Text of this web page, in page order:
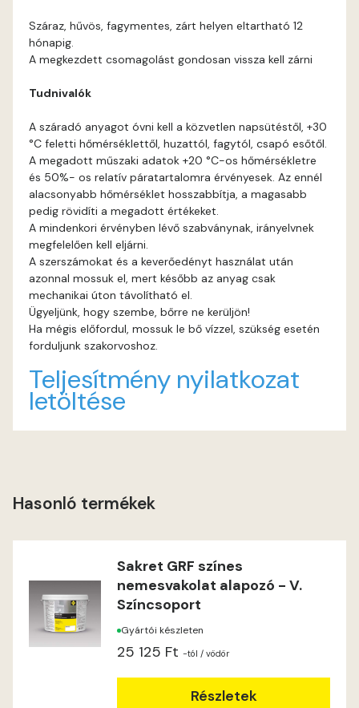
Fir E
Graphit E
Grass-green E
Heide C
Heide D
Indian-yellow E
Lilac D
Lime E
Magnolia D
Magnolia E
Száraz, hűvös, fagymentes, zárt helyen eltartható 12
hónapig.
A megkezdett csomagolást gondosan vissza kell zárni
Tudnivalók
A száradó anyagot óvni kell a közvetlen napsütéstől, +30
°C feletti hőmérséklettől, huzattól, fagytól, csapó esőtől.
A megadott műszaki adatok +20 °C-os hőmérsékletre
és 50%- os relatív páratartalomra érvényesek. Az ennél
alacsonyabb hőmérséklet hosszabbítja, a magasabb
pedig rövidíti a megadott értékeket.
A mindenkori érvényben lévő szabványnak, irányelvnek
megfelelően kell eljárni.
A szerszámokat és a keverőedényt használat után
azonnal mossuk el, mert később az anyag csak
mechanikai úton távolítható el.
Ügyeljünk, hogy szembe, bőrre ne kerüljön!
Ha mégis előfordul, mossuk le bő vízzel, szükség esetén
forduljunk szakorvoshoz.
Teljesítmény nyilatkozat
letöltése
Hasonló termékek
Sakret GRF színes
nemesvakolat alapozó - V.
Színcsoport
Gyártói készleten
25 125 Ft -tól / vödör
Részletek